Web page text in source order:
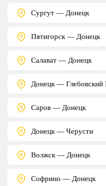
Сургут — Донецк
Пятигорск — Донецк
Салават — Донецк
Донецк — Глебовский
Саров — Донецк
Донецк — Черусти
Волжск — Донецк
Софрино — Донецк